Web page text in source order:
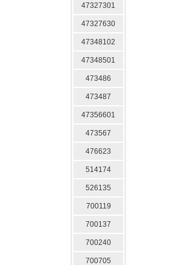
47327301
47327630
47348102
47348501
473486
473487
47356601
473567
476623
514174
526135
700119
700137
700240
700705